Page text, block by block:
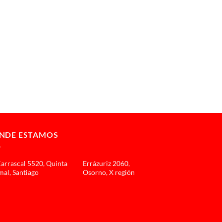
ESTAMOS
5520, Quinta
Santiago
Errázuriz 2060,
Osorno, X región